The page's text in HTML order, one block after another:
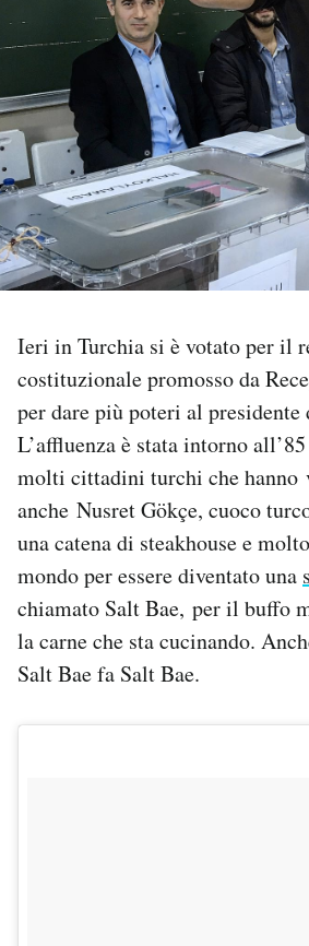
PODCAST
NEWSLETTER
I MIEI PREFERITI
SHOP
AREA PERSONALE
Area Personale
Newsletter
Notifiche mobile
Regala il Post
Esci
Ieri in Turchia si è votato per il
costituzionale promosso da
per dare più poteri al
L’affluenza è stata intorno
molti cittadini turchi che hanno
anche Nusret Gökçe, cuoco
una catena di steakhouse e
mondo per essere diventato una
chiamato Salt Bae, per il buffo
la carne che sta cucinando.
Salt Bae fa Salt Bae.